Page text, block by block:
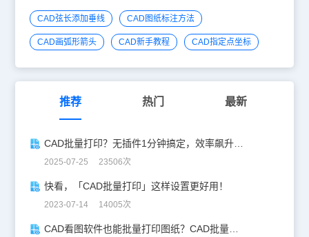
CAD弦长添加垂线 CAD图纸标注方法
CAD画弧形箭头 CAD新手教程 CAD指定点坐标
推荐 热门 最新
CAD批量打印？无插件1分钟搞定，效率飙升90%！
2025-07-25 23506次
快看，「CAD批量打印」这样设置更好用！
2023-07-14 14005次
CAD看图软件也能批量打印图纸？CAD批量打印攻略来了！